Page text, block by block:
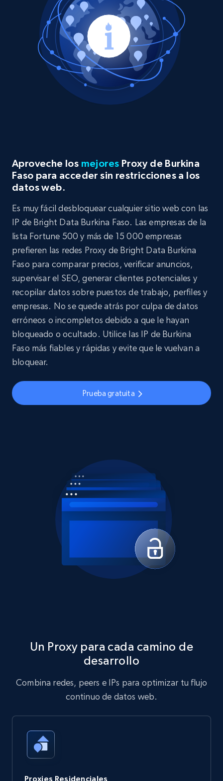
Aproveche los mejores Proxy de Burkina
Faso para acceder sin restricciones a los
datos web.
Es muy fácil desbloquear cualquier sitio web con las
IP de Bright Data Burkina Faso. Las empresas de la
lista Fortune 500 y más de 15 000 empresas
prefieren las redes Proxy de Bright Data Burkina
Faso para comparar precios, verificar anuncios,
supervisar el SEO, generar clientes potenciales y
recopilar datos sobre puestos de trabajo, perfiles y
empresas. No se quede atrás por culpa de datos
erróneos o incompletos debido a que le hayan
bloqueado o ocultado. Utilice las IP de Burkina
Faso más fiables y rápidas y evite que le vuelvan a
bloquear.
Prueba gratuita
Un Proxy para cada camino de
desarrollo
Combina redes, peers e IPs para optimizar tu flujo
continuo de datos web.
Proxies Residenciales